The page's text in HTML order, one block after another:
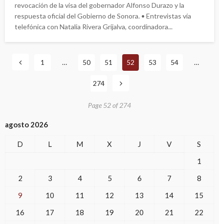
revocación de la visa del gobernador Alfonso Durazo y la
respuesta oficial del Gobierno de Sonora. • Entrevistas vía
telefónica con Natalia Rivera Grijalva, coordinadora...
1 … 50 51 52 53 54 …
274
Page 52 of 274
agosto 2026
D L M X J V
S
1
2
3 4 5 6 7
8
9
10 11 12 13 14
15
16
17 18 19 20 21
22